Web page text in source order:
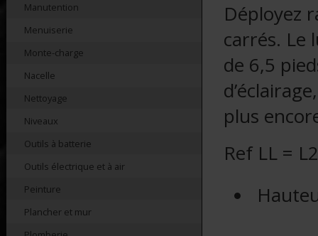
Manutention
Menuiserie
Monte-charge
Nacelle
Nettoyage
Niveaux
Outils à batterie
Outils électrique et à air
Peinture
Plancher et mur
Déployez
carrés. Le
de 6,5
plus
Ref LL =